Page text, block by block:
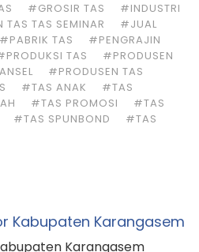
#GROSIR TAS
#INDUSTRI
TAS SEMINAR
#JUAL
#PABRIK TAS
#PENGRAJIN
TAS
#PRODUSEN
#PRODUSEN TAS
#TAS ANAK
#TAS
#TAS PROMOSI
#TAS
#TAS SPUNBOND
#TAS
Kabupaten Karangasem
Karangasem